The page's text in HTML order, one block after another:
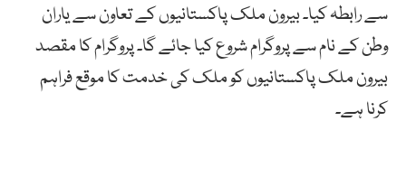
سے رابطہ کیا۔ بیرون ملک پاکستانیوں کے تعاون سے یاران
وطن کے نام سے پروگرام شروع کیا جائے گا۔ پروگرام کا مقصد
بیرون ملک پاکستانیوں کو ملک کی خدمت کا موقع فراہم
کرنا ہے۔